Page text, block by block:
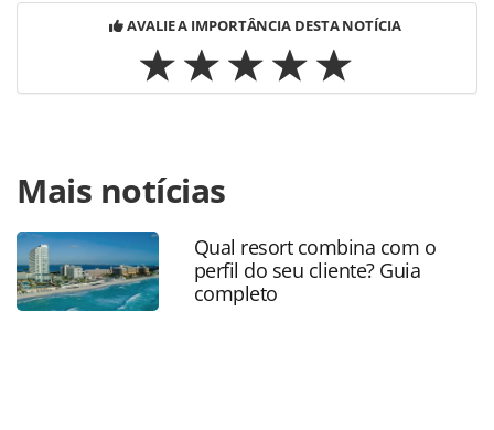
AVALIE A IMPORTÂNCIA DESTA NOTÍCIA
https://www.panrotas.com.br/hotelaria/eventos/2026/03/
recebe-sahic-pelo-segundo-ano-consecutivo-no-fairmont-
copacabana_226568.html ou as ferramentas oferecidas na
página. Todo o conteúdo produzido pela PANROTAS
Editora é protegido pela legislação brasileira sobre direito
autoral. Não reproduza o conteúdo sem autorização da
Mais notícias
Qual resort combina com o
perfil do seu cliente? Guia
completo